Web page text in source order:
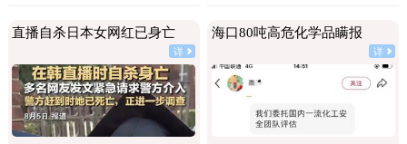
直播自杀日本女网红已身亡
详
海口80吨高危化学品瞒报
详